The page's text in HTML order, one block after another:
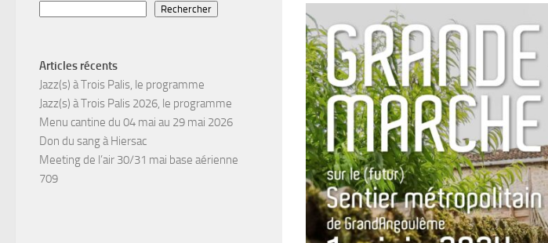
Rechercher
Articles récents
Jazz(s) à Trois Palis, le programme
Jazz(s) à Trois Palis 2026, le programme
Menu cantine du 04 mai au 29 mai 2026
Don du sang à Hiersac
Meeting de l’air 30/31 mai base aérienne
709